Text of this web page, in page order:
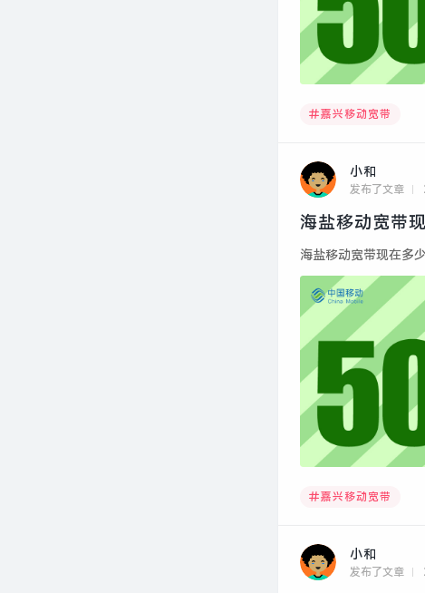
嘉兴移动宽带
小和
发布了文章
海盐移动宽带
海盐移动宽带现在多
嘉兴移动宽带
小和
发布了文章